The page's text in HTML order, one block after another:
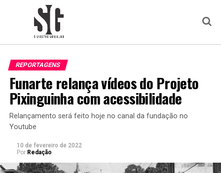
REPORTAGENS
Funarte relança vídeos do Projeto
Pixinguinha com acessibilidade
Relançamento será feito hoje no canal da fundação no
Youtube
10 de fevereiro de 2022
Por Redação